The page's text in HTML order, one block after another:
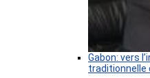
Gabon: vers
traditionnelle